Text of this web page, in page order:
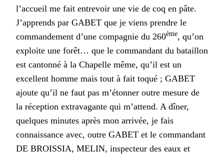
l’accueil me fait entrevoir une vie de coq en pâte.
J’apprends par GABET que je viens prendre le
commandement d’une compagnie du 260ème, qu’on
exploite une forêt… que le commandant du bataillon
est cantonné à la Chapelle même, qu’il est un
excellent homme mais tout à fait toqué ; GABET
ajoute qu’il ne faut pas m’étonner outre mesure de
la réception extravagante qui m’attend. A dîner,
quelques minutes après mon arrivée, je fais
connaissance avec, outre GABET et le commandant
DE BROISSIA, MELIN, inspecteur des eaux et